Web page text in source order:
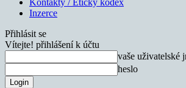
Kontakty / Etický kodex
Inzerce
Přihlásit se
Vítejte! přihlášení k účtu
vaše uživatelské
heslo